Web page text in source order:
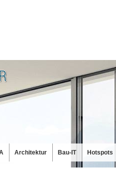
Architektur Bau-IT Hotspots